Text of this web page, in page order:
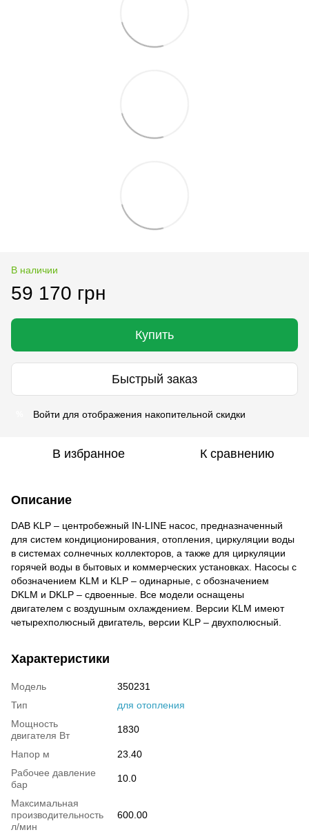
В наличии
59 170 грн
Купить
Быстрый заказ
Войти для отображения накопительной скидки
В избранное К сравнению
Описание
DAB KLP – центробежный IN-LINE насос, предназначенный
для систем кондиционирования, отопления, циркуляции воды
в системах солнечных коллекторов, а также для циркуляции
горячей воды в бытовых и коммерческих установках. Насосы с
обозначением KLM и KLP – одинарные, с обозначением
DKLM и DKLP – сдвоенные. Все модели оснащены
двигателем с воздушным охлаждением. Версии KLM имеют
четырехполюсный двигатель, версии KLP – двухполюсный.
Характеристики
Модель
350231
Тип
для отопления
Мощность
двигателя Вт
1830
Напор м
23.40
Рабочее давление
бар
10.0
Максимальная
производительность
л/мин
600.00